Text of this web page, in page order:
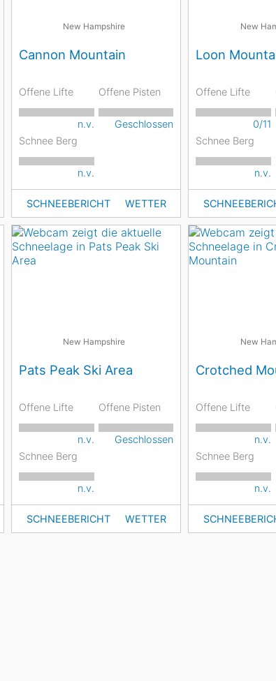
New Hampshire
Cannon Mountain
Offene Lifte
n.v.
Offene Pisten
Geschlossen
Schnee Berg
n.v.
SCHNEEBERICHT WETTER
New
Loon
Offene Lifte
0/11
Schnee Berg
n.v.
New Hampshire
Pats Peak Ski Area
Offene Lifte
n.v.
Offene Pisten
Geschlossen
Schnee Berg
n.v.
SCHNEEBERICHT WETTER
New
Crotched
Offene Lifte
n.v.
Schnee Berg
n.v.